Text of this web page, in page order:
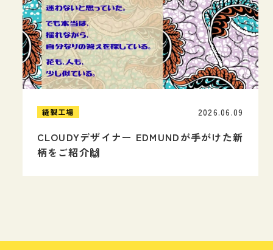
縫製工場
CLOUDYデザイナー EDMUNDが手がけた新
柄をご紹介🙌
2026.06.09